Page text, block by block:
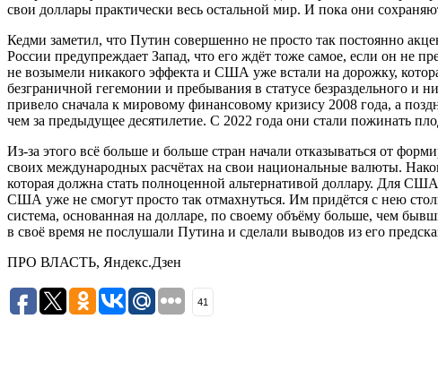
свои доллары практически весь остальной мир. И пока они
Кедми заметил, что Путин совершенно не просто так постоянно
России предупреждает Запад, что его ждёт тоже самое, если он не
не возымели никакого эффекта и США уже встали на дорожку,
безграничной гегемонии и пребывания в статусе безраздельного
привело сначала к мировому финансовому кризису 2008 года, а
чем за предыдущее десятилетие. С 2022 года они стали пожинать
Из-за этого всё больше и больше стран начали отказываться от
своих международных расчётах на свои национальные валюты.
которая должна стать полноценной альтернативой доллару. Для
США уже не смогут просто так отмахнуться. Им придётся с нею
система, основанная на долларе, по своему объёму больше, чем
в своё время не послушали Путина и сделали выводов из его
ПРО ВЛАСТЬ, Яндекс.Дзен
41